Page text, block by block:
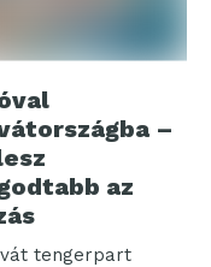
–
az
tengerpart